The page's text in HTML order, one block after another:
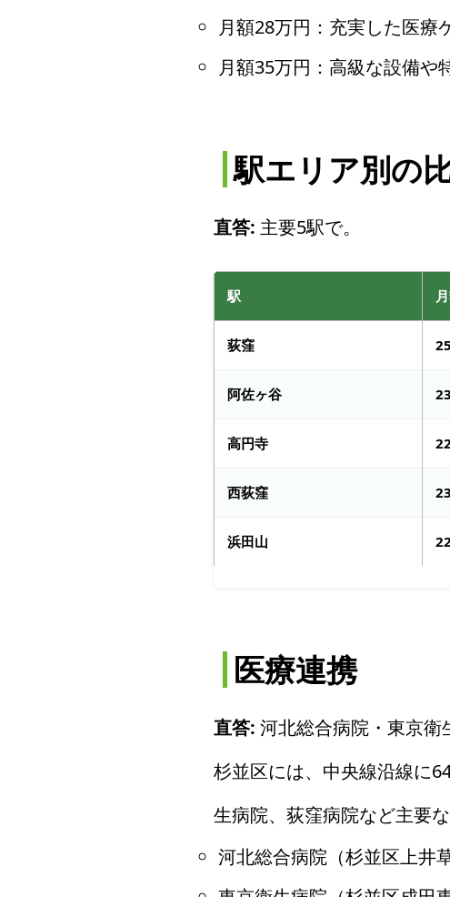
月額28万円：充実した医療
月額35万円：高級な設備や
駅エリア別の
直答: 主要5駅で。
駅
荻窪
阿佐ヶ谷
高円寺
西荻窪
浜田山
医療連携
直答: 河北総合病院・東京衛
杉並区には、中央線沿線に
生病院、荻窪病院など主要
河北総合病院（杉並区上井草